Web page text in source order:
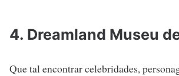
4. Dreamland Museu
Que tal encontrar celebridades,